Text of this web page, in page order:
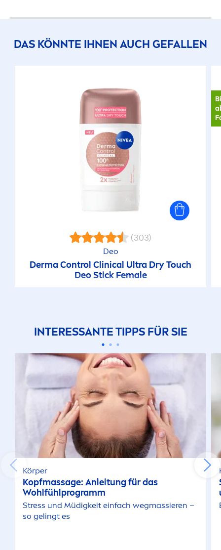
DAS KÖNNTE IHNEN AUCH GEFALLEN
(303)
Deo
Derma Control Clinical Ultra Dry Touch
Deo Stick Female
INTERESSANTE TIPPS FÜR SIE
Körper
Kopfmassage: Anleitung für das
Wohlfühlprogramm
Stress und Müdigkeit einfach wegmassieren –
so gelingt es